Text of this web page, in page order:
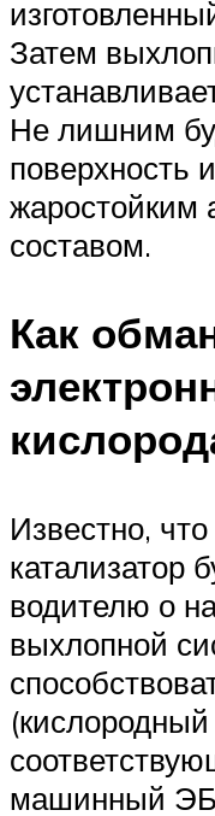
Затем
Не лишним
поверхность
жаростойким
составом.
Как
Известно,
катализатор
водителю о
выхлопной
машинный